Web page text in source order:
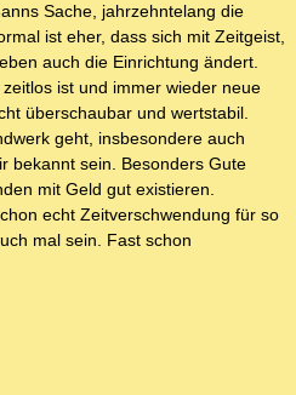
Sache, jahrzehntelang die
ist eher, dass sich mit Zeitgeist,
auch die Einrichtung ändert.
ist und immer wieder neue
überschaubar und wertstabil.
geht, insbesondere auch
bekannt sein. Besonders Gute
mit Geld gut existieren.
echt Zeitverschwendung für so
mal sein. Fast schon